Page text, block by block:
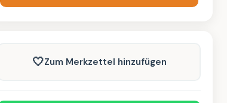
🤍Zum Merkzettel hinzufügen